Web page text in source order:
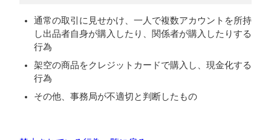
通常の取引に見せかけ、一人で複数アカウントを所持
し出品者自身が購入したり、関係者が購入したりする
行為
架空の商品をクレジットカードで購入し、現金化する
行為
その他、事務局が不適切と判断したもの